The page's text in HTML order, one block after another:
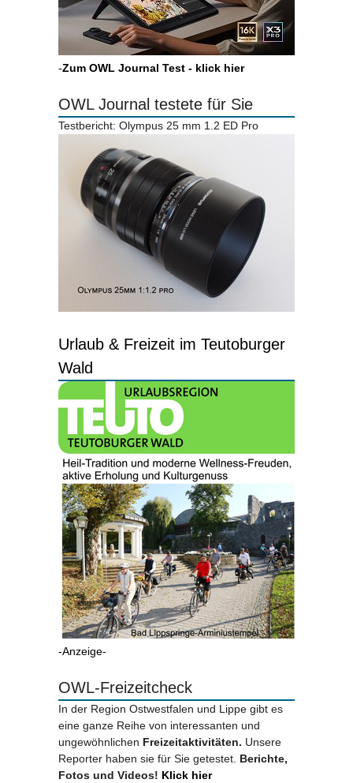
-Zum OWL Journal Test - klick hier
OWL Journal testete für Sie
Testbericht: Olympus 25 mm 1.2 ED Pro
Urlaub & Freizeit im Teutoburger
Wald
-Anzeige-
OWL-Freizeitcheck
In der Region Ostwestfalen und Lippe gibt es
eine ganze Reihe von interessanten und
ungewöhnlichen Freizeitaktivitäten. Unsere
Reporter haben sie für Sie getestet. Berichte,
Fotos und Videos! Klick hier